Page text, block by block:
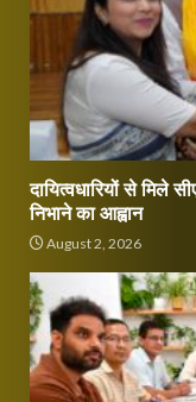
दायित्वधारियों से मिले
निभाने का आह्वान
August 2, 2026